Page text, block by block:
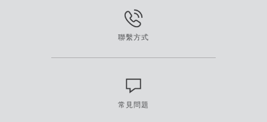
聯繫方式
常見問題